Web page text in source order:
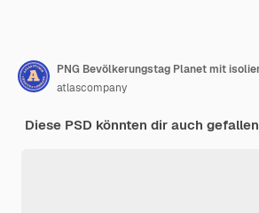
atlascompany
Diese PSD könnten dir auch gefallen